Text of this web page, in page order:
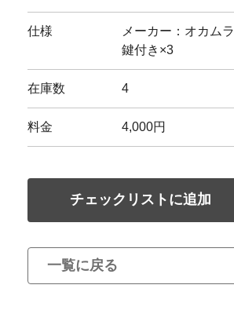
仕様
メーカー：オカムラ
鍵付き×3
在庫数 4
料金 4,000円
チェックリストに追加
一覧に戻る